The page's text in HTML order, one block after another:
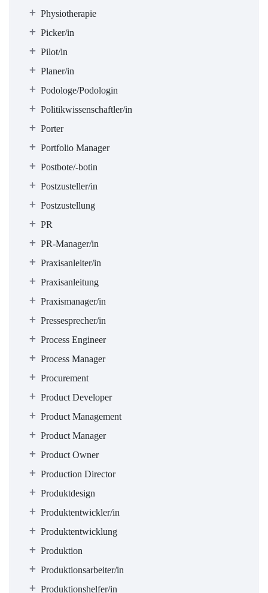
Physiotherapie
Picker/in
Pilot/in
Planer/in
Podologe/Podologin
Politikwissenschaftler/in
Porter
Portfolio Manager
Postbote/-botin
Postzusteller/in
Postzustellung
PR
PR-Manager/in
Praxisanleiter/in
Praxisanleitung
Praxismanager/in
Pressesprecher/in
Process Engineer
Process Manager
Procurement
Product Developer
Product Management
Product Manager
Product Owner
Production Director
Produktdesign
Produktentwickler/in
Produktentwicklung
Produktion
Produktionsarbeiter/in
Produktionshelfer/in